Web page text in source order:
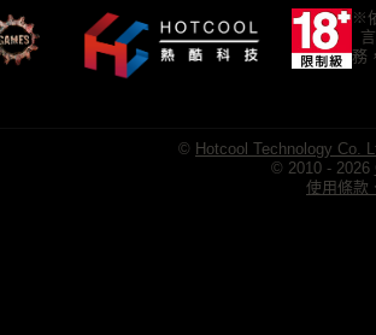
※
務
© Hotcool Technology Co.
© 2010 - 2026
使用條款